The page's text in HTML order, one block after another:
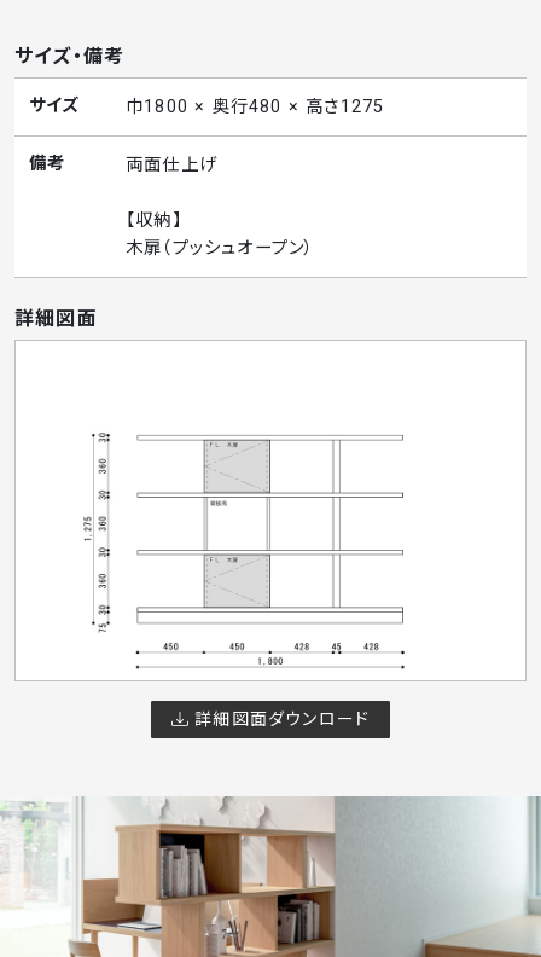
サイズ・備考
サイズ 巾1800 × 奥行480 × 高さ1275
備考 両面仕上げ
【収納】
木扉（プッシュオープン）
詳細図面
詳細図面ダウンロード